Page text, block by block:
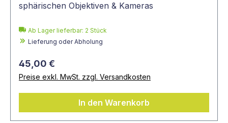
sphärischen Objektiven & Kameras
Ab Lager lieferbar: 2 Stück
Lieferung oder Abholung
45,00 €
Preise exkl. MwSt. zzgl. Versandkosten
In den Warenkorb